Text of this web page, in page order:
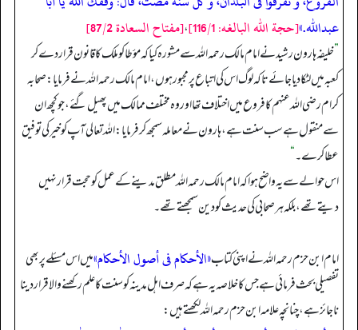
عبدالله.»[حجة الله البالغه: 116/1] ،[مفتاح السعادة 87/2]
”خلیفہ ہارون رشید نے امام مالک رحمہ اللہ سے مشورہ کیا کہ مؤطا کو ملک کا قانون قرار دے کر
کعبہ میں لٹکا دیا جائے تاکہ لوگ اس کی اتباع پر مجبور ہوں، امام مالک رحمہ اللہ نے فرمایا: صحابہ
کرام رضی اللہ عنہم کا فروع میں اختلاف تھا اور وہ مختلف ممالک میں پھیل گئے، جو کچھ ان
سے منقول ہے سب سنت ہے، ہارون نے معاملہ سمجھ کر فرمایا: اللہ تعالی آپ کو خیر کی توفیق
عطا کرے۔“
اس حوالے سے یہ واضح ہوا کہ امام مالک رحمہ اللہ مطلق مدینے کے عمل کو حجت قرار نہیں
دیتے تھے، بلکہ ہر صحابی کی حدیث کو دین سمجھتے تھے۔
امام ابن حزم رحمہ اللہ نے اپنی کتاب«الأحكام فى أصول الأحكام»میں اس مسئلے پر بھی
تفصیلی بحث فرمائی ہے جس کا خلاصہ یہ ہے کہ صرف اہل مدینہ کو سنت کا علم رکھنے والا قرار دینا
ناجائز ہے، چنانچہ علامہ ابن حزم رحمہ اللہ لکھتے ہیں: